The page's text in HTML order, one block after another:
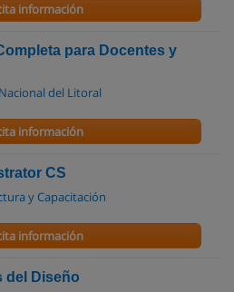
información
para Docentes y
del Litoral
información
CS
y Capacitación
información
del Diseño